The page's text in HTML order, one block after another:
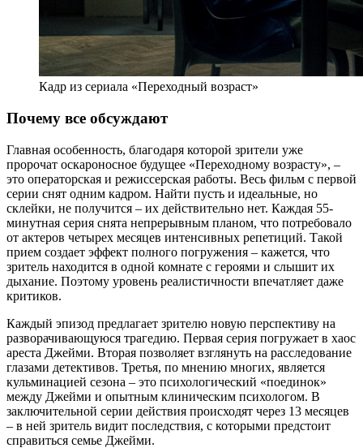
Кадр из сериала «Переходный возраст»
Почему все обсуждают
Главная особенность, благодаря которой зрители уже
пророчат оскароносное будущее «Переходному возрасту», –
это операторская и режиссерская работы. Весь фильм с первой
серии снят одним кадром. Найти пусть и идеальные, но
склейки, не получится – их действительно нет. Каждая 55-
минутная серия снята непрерывным планом, что потребовало
от актеров четырех месяцев интенсивных репетиций. Такой
прием создает эффект полного погружения – кажется, что
зритель находится в одной комнате с героями и слышит их
дыхание. Поэтому уровень реалистичности впечатляет даже
критиков.
Каждый эпизод предлагает зрителю новую перспективу на
разворачивающуюся трагедию. Первая серия погружает в хаос
ареста Джейми. Вторая позволяет взглянуть на расследование
глазами детективов. Третья, по мнению многих, является
кульминацией сезона – это психологический «поединок»
между Джейми и опытным клиническим психологом. В
заключительной серии действия происходят через 13 месяцев
– в ней зритель видит последствия, с которыми предстоит
справиться семье Джейми.